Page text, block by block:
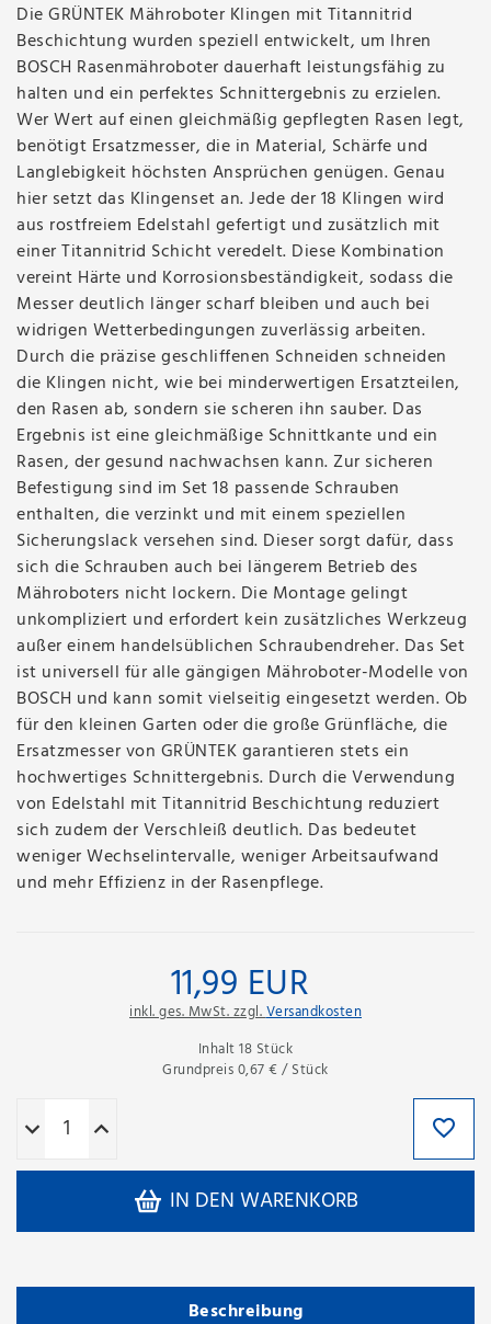
Die GRÜNTEK Mähroboter Klingen mit Titannitrid
Beschichtung wurden speziell entwickelt, um Ihren
BOSCH Rasenmähroboter dauerhaft leistungsfähig zu
halten und ein perfektes Schnittergebnis zu erzielen.
Wer Wert auf einen gleichmäßig gepflegten Rasen legt,
benötigt Ersatzmesser, die in Material, Schärfe und
Langlebigkeit höchsten Ansprüchen genügen. Genau
hier setzt das Klingenset an. Jede der 18 Klingen wird
aus rostfreiem Edelstahl gefertigt und zusätzlich mit
einer Titannitrid Schicht veredelt. Diese Kombination
vereint Härte und Korrosionsbeständigkeit, sodass die
Messer deutlich länger scharf bleiben und auch bei
widrigen Wetterbedingungen zuverlässig arbeiten.
Durch die präzise geschliffenen Schneiden schneiden
die Klingen nicht, wie bei minderwertigen Ersatzteilen,
den Rasen ab, sondern sie scheren ihn sauber. Das
Ergebnis ist eine gleichmäßige Schnittkante und ein
Rasen, der gesund nachwachsen kann. Zur sicheren
Befestigung sind im Set 18 passende Schrauben
enthalten, die verzinkt und mit einem speziellen
Sicherungslack versehen sind. Dieser sorgt dafür, dass
sich die Schrauben auch bei längerem Betrieb des
Mähroboters nicht lockern. Die Montage gelingt
unkompliziert und erfordert kein zusätzliches Werkzeug
außer einem handelsüblichen Schraubendreher. Das Set
ist universell für alle gängigen Mähroboter-Modelle von
BOSCH und kann somit vielseitig eingesetzt werden. Ob
für den kleinen Garten oder die große Grünfläche, die
Ersatzmesser von GRÜNTEK garantieren stets ein
hochwertiges Schnittergebnis. Durch die Verwendung
von Edelstahl mit Titannitrid Beschichtung reduziert
sich zudem der Verschleiß deutlich. Das bedeutet
weniger Wechselintervalle, weniger Arbeitsaufwand
und mehr Effizienz in der Rasenpflege.
11,99 EUR
inkl. ges. MwSt. zzgl.Versandkosten
Inhalt18 Stück
Grundpreis0,67 € / Stück
IN DEN WARENKORB
Beschreibung